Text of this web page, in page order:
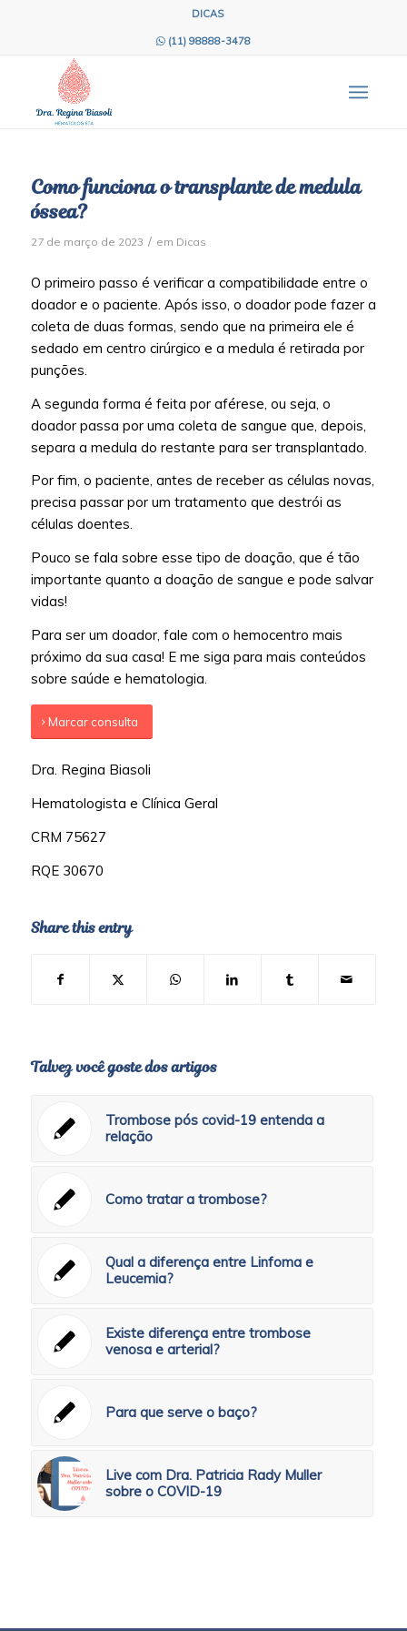
DICAS
(11) 98888-3478
Como funciona o transplante de medula
óssea?
27 de março de 2023 / em Dicas
O primeiro passo é verificar a compatibilidade entre o
doador e o paciente. Após isso, o doador pode fazer a
coleta de duas formas, sendo que na primeira ele é
sedado em centro cirúrgico e a medula é retirada por
punções.
A segunda forma é feita por aférese, ou seja, o
doador passa por uma coleta de sangue que, depois,
separa a medula do restante para ser transplantado.
Por fim, o paciente, antes de receber as células novas,
precisa passar por um tratamento que destrói as
células doentes.
Pouco se fala sobre esse tipo de doação, que é tão
importante quanto a doação de sangue e pode salvar
vidas!
Para ser um doador, fale com o hemocentro mais
próximo da sua casa! E me siga para mais conteúdos
sobre saúde e hematologia.
Marcar consulta
Dra. Regina Biasoli
Hematologista e Clínica Geral
CRM 75627
RQE 30670
Share this entry
Talvez você goste dos artigos
Trombose pós covid-19 entenda a
relação
Como tratar a trombose?
Qual a diferença entre Linfoma e
Leucemia?
Existe diferença entre trombose
venosa e arterial?
Para que serve o baço?
Live com Dra. Patricia Rady Muller
sobre o COVID-19